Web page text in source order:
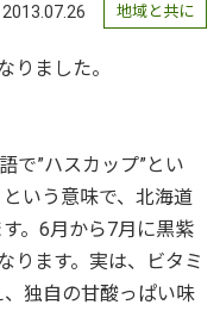
2013.07.26 地域と共に
りました。
で”ハスカップ”とい
いう意味で、北海道
。6月から7月に黒紫
ります。実は、ビタミ
独自の甘酸っぱい味